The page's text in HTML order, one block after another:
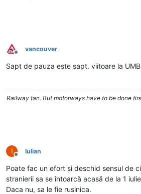
Deconectat
vancouver
Sapt de pauza este sapt. viitoare la
Railway fan. But motorways have to be done
I
Deconectat
Iulian
Poate fac un efort și deschid sensul de
stranierii sa se întoarcă acasă de la 1
Daca nu, sa le fie rusinica.